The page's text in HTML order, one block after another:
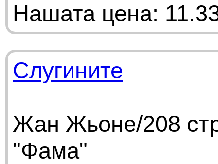
Нашата цена:
Слугините
Жан Жьоне/208
"Фама"